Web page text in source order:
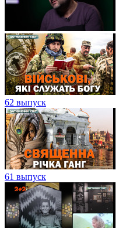
62 выпуск
61 выпуск